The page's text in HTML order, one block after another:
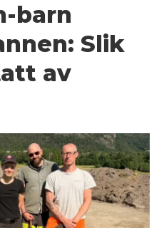
barn
Slik
av